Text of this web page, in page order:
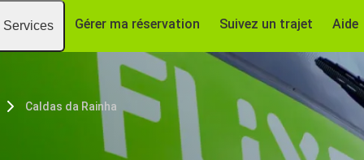
Services Gérer ma réservation Suivez un trajet Aide
Caldas da Rainha